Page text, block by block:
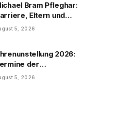
Bram Pfleghar:
Eltern und
5, 2026
2026:
der
5, 2026